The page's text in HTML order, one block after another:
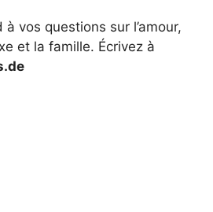
vos questions sur l’amour,
et la famille. Écrivez à